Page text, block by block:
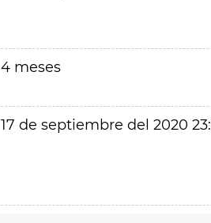
4 meses
17 de septiembre del 2020